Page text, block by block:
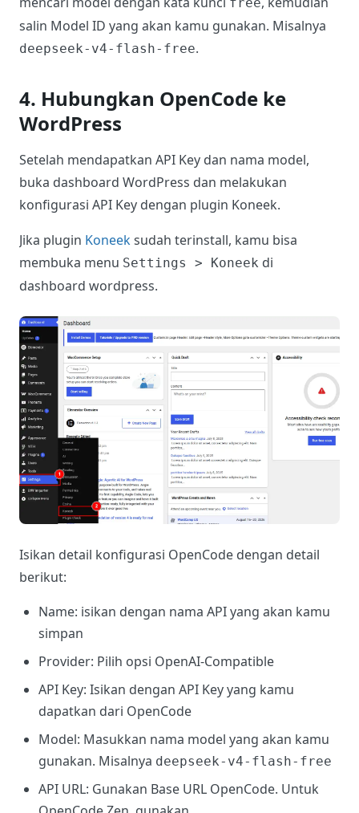
salin Model ID yang akan kamu gunakan. Misalnya
deepseek-v4-flash-free.
4. Hubungkan OpenCode ke
WordPress
Setelah mendapatkan API Key dan nama model,
buka dashboard WordPress dan melakukan
konfigurasi API Key dengan plugin Koneek.
Jika plugin Koneeksudah terinstall, kamu bisa
membuka menu Settings > Koneek di
dashboard wordpress.
Isikan detail konfigurasi OpenCode dengan detail
berikut:
Name: isikan dengan nama API yang akan kamu
simpan
Provider: Pilih opsi OpenAI-Compatible
API Key: Isikan dengan API Key yang kamu
dapatkan dari OpenCode
Model: Masukkan nama model yang akan kamu
gunakan. Misalnya deepseek-v4-flash-free
API URL: Gunakan Base URL OpenCode. Untuk